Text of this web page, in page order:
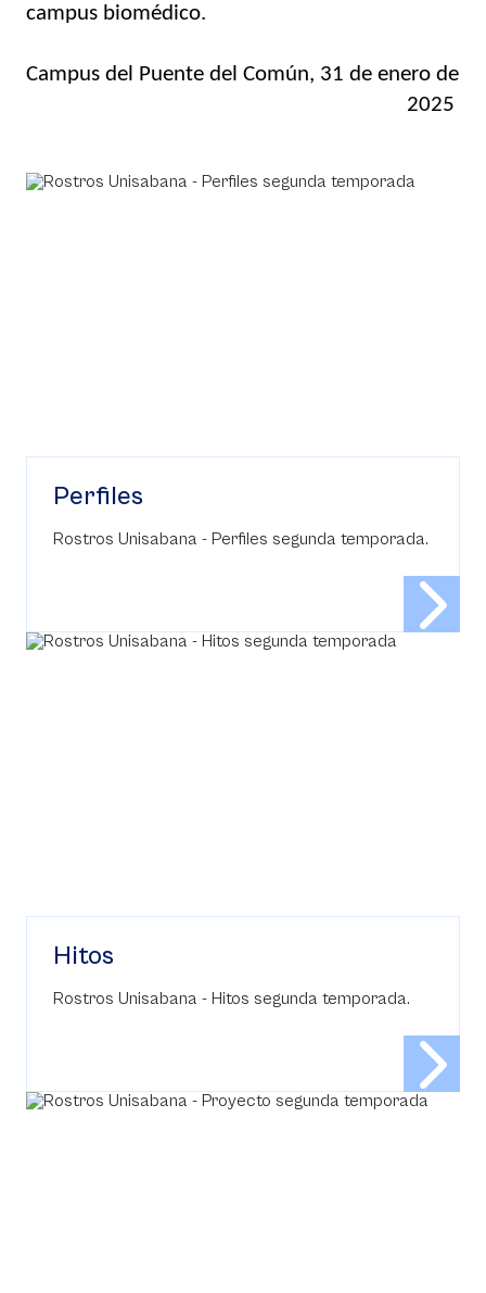
campus biomédico.
Campus del Puente del Común, 31 de enero de
2025
Perfiles
Rostros Unisabana - Perfiles segunda temporada.
Hitos
Rostros Unisabana - Hitos segunda temporada.